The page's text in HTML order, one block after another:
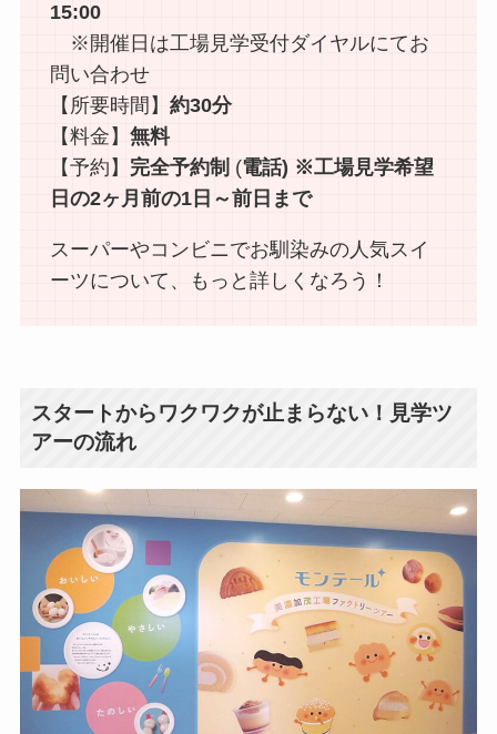
15:00
※開催日は工場見学受付ダイヤルにてお
問い合わせ
【所要時間】 約30分
【料金】 無料
【予約】 完全予約制 (電話) ※工場見学希望
日の2ヶ月前の1日～前日まで
スーパーやコンビニでお馴染みの人気スイ
ーツについて、もっと詳しくなろう！
スタートからワクワクが止まらない！見学ツ
アーの流れ